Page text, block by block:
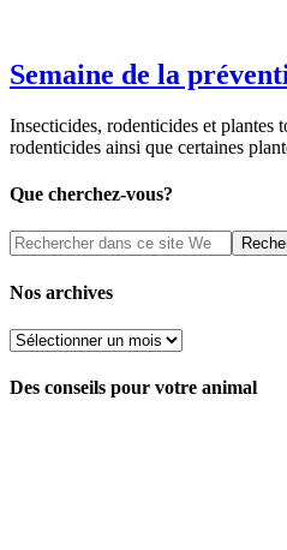
Semaine de la
Insecticides, rodenticides et plantes
rodenticides ainsi que certaines
Que cherchez-vous?
Nos archives
Nos
Des conseils pour votre animal